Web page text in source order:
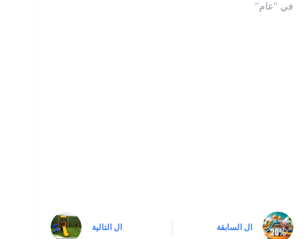
في "عام"
ال السابقة ال التالية